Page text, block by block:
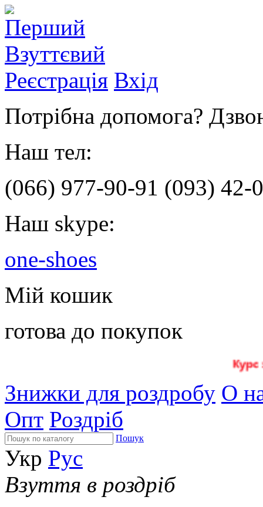
Реєстрація Вхід
Потрібна допомога?
Наш тел:
(066) 977-90-91 (093) 42-
Наш skype:
one-shoes
Мій кошик
готова до покупок
Знижки для роздробу О
Опт Роздріб
Пошук
Укр Рус
Взуття в роздріб